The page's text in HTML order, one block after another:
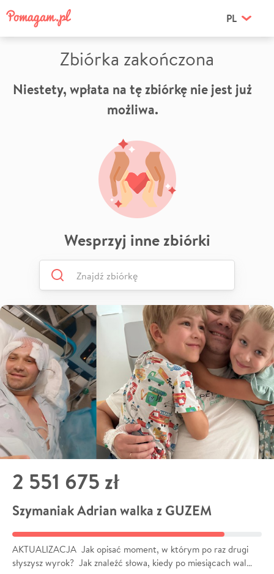
PL
Zbiórka zakończona
Niestety, wpłata na tę zbiórkę nie jest już
możliwa.
Wesprzyj inne zbiórki
2 551 675 zł
Szymaniak Adrian walka z GUZEM
AKTUALIZACJA Jak opisać moment, w którym po raz drugi
słyszysz wyrok? Jak znaleźć słowa, kiedy po miesiącach wal…